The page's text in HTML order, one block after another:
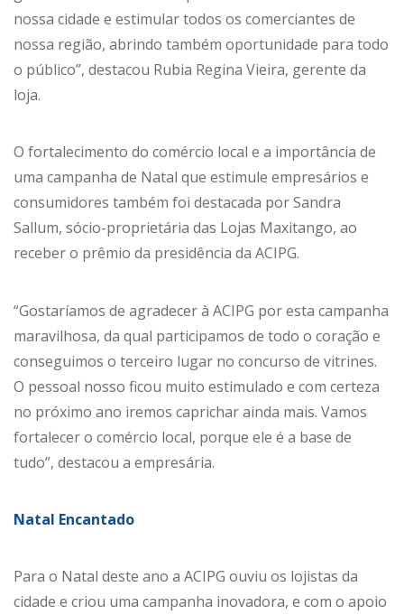
nossa cidade e estimular todos os comerciantes de
nossa região, abrindo também oportunidade para todo
o público”, destacou Rubia Regina Vieira, gerente da
loja.
O fortalecimento do comércio local e a importância de
uma campanha de Natal que estimule empresários e
consumidores também foi destacada por Sandra
Sallum, sócio-proprietária das Lojas Maxitango, ao
receber o prêmio da presidência da ACIPG.
“Gostaríamos de agradecer à ACIPG por esta campanha
maravilhosa, da qual participamos de todo o coração e
conseguimos o terceiro lugar no concurso de vitrines.
O pessoal nosso ficou muito estimulado e com certeza
no próximo ano iremos caprichar ainda mais. Vamos
fortalecer o comércio local, porque ele é a base de
tudo”, destacou a empresária.
Natal Encantado
Para o Natal deste ano a ACIPG ouviu os lojistas da
cidade e criou uma campanha inovadora, e com o apoio